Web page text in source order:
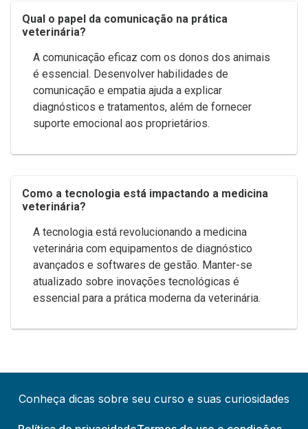
Qual o papel da comunicação na prática
veterinária?
A comunicação eficaz com os donos dos animais
é essencial. Desenvolver habilidades de
comunicação e empatia ajuda a explicar
diagnósticos e tratamentos, além de fornecer
suporte emocional aos proprietários.
Como a tecnologia está impactando a medicina
veterinária?
A tecnologia está revolucionando a medicina
veterinária com equipamentos de diagnóstico
avançados e softwares de gestão. Manter-se
atualizado sobre inovações tecnológicas é
essencial para a prática moderna da veterinária.
Conheça dicas sobre seu curso e suas curiosidades